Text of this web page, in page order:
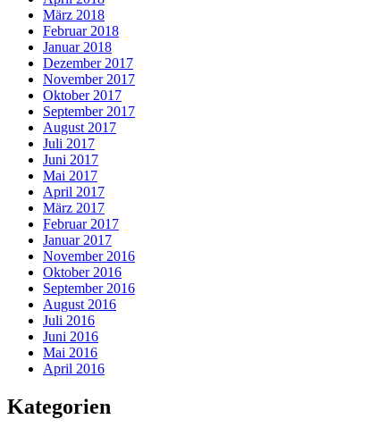
März 2018
Februar 2018
Januar 2018
Dezember 2017
November 2017
Oktober 2017
September 2017
August 2017
Juli 2017
Juni 2017
Mai 2017
April 2017
März 2017
Februar 2017
Januar 2017
November 2016
Oktober 2016
September 2016
August 2016
Juli 2016
Juni 2016
Mai 2016
April 2016
Kategorien